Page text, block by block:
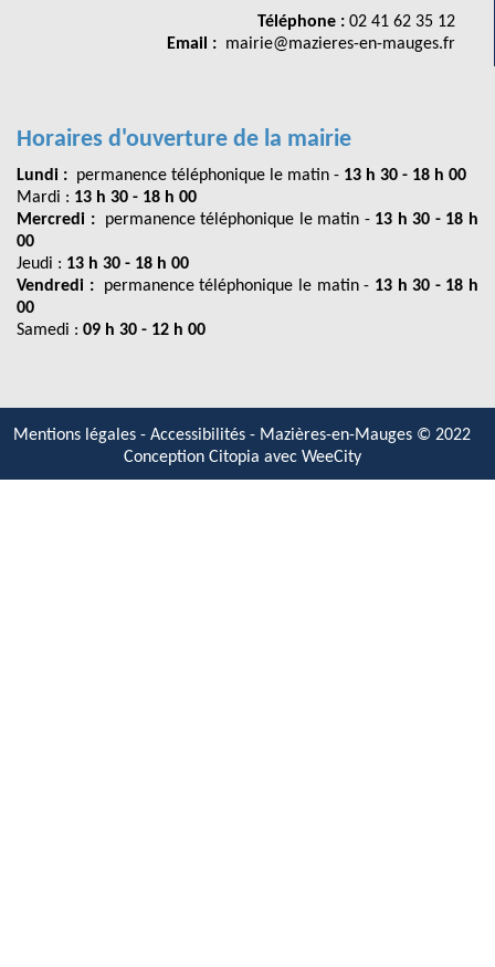
Téléphone : 02 41 62 35 12
Email : mairie@mazieres-en-mauges.fr
Horaires d'ouverture de la mairie
Lundi : permanence téléphonique le matin - 13 h 30 - 18 h 00
Mardi : 13 h 30 - 18 h 00
Mercredi : permanence téléphonique le matin - 13 h 30 - 18 h
00
Jeudi : 13 h 30 - 18 h 00
Vendredi : permanence téléphonique le matin - 13 h 30 - 18 h
00
Samedi : 09 h 30 - 12 h 00
Mentions légales - Accessibilités - Mazières-en-Mauges © 2022
Conception Citopia avec WeeCity